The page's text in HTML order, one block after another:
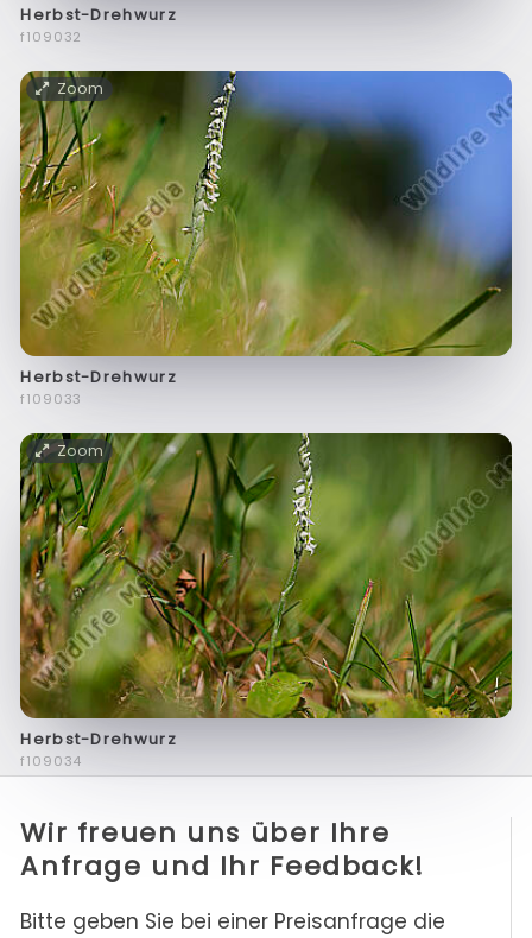
Herbst-Drehwurz
f109032
Zoom
Herbst-Drehwurz
f109033
Zoom
Herbst-Drehwurz
f109034
Wir freuen uns über Ihre
Anfrage und Ihr Feedback!
Bitte geben Sie bei einer Preisanfrage die